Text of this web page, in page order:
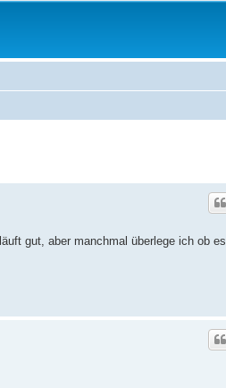
gut, aber manchmal überlege ich ob es